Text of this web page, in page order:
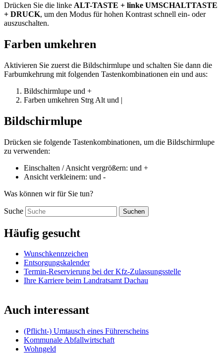
Drücken Sie die linke ALT-TASTE + linke UMSCHALTTASTE
+ DRUCK, um den Modus für hohen Kontrast schnell ein- oder
auszuschalten.
Farben umkehren
Aktivieren Sie zuerst die Bildschirmlupe und schalten Sie dann die
Farbumkehrung mit folgenden Tastenkombinationen ein und aus:
Bildschirmlupe und +
Farben umkehren Strg Alt und |
Bildschirmlupe
Drücken sie folgende Tastenkombinationen, um die Bildschirmlupe
zu verwenden:
Einschalten / Ansicht vergrößern: und +
Ansicht verkleinern: und -
Was können wir für Sie tun?
Suche Suchen
Häufig gesucht
Wunschkennzeichen
Entsorgungskalender
Termin-Reservierung bei der Kfz-Zulassungsstelle
Ihre Karriere beim Landratsamt Dachau
Auch interessant
(Pflicht-) Umtausch eines Führerscheins
Kommunale Abfallwirtschaft
Wohngeld